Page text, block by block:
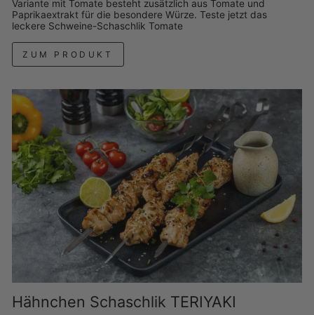
Variante mit Tomate besteht zusätzlich aus Tomate und
Paprikaextrakt für die besondere Würze. Teste jetzt das
leckere Schweine-Schaschlik Tomate
ZUM PRODUKT
Hähnchen Schaschlik TERIYAKI